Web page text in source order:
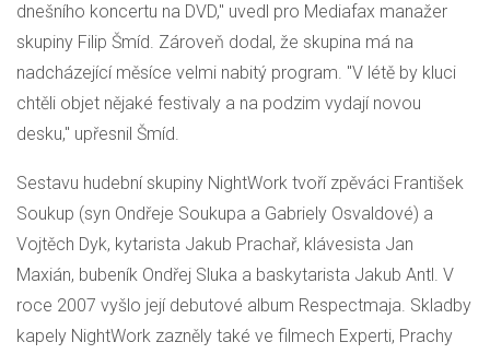
dnešního koncertu na DVD," uvedl pro Mediafax manažer
skupiny Filip Šmíd. Zároveň dodal, že skupina má na
nadcházející měsíce velmi nabitý program. "V létě by kluci
chtěli objet nějaké festivaly a na podzim vydají novou
desku," upřesnil Šmíd.
Sestavu hudební skupiny NightWork tvoří zpěváci František
Soukup (syn Ondřeje Soukupa a Gabriely Osvaldové) a
Vojtěch Dyk, kytarista Jakub Prachař, klávesista Jan
Maxián, bubeník Ondřej Sluka a baskytarista Jakub Antl. V
roce 2007 vyšlo její debutové album Respectmaja. Skladby
kapely NightWork zazněly také ve filmech Experti, Prachy